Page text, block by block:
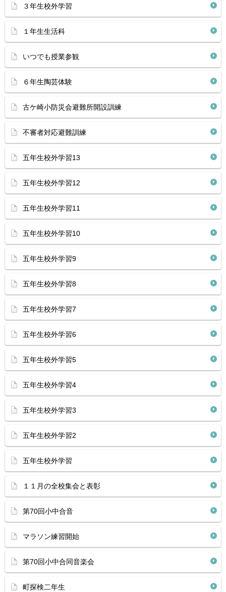
３年生校外学習
１年生生活科
いつでも授業参観
６年生陶芸体験
古ケ崎小防災会避難所開設訓練
不審者対応避難訓練
五年生校外学習13
五年生校外学習12
五年生校外学習11
五年生校外学習10
五年生校外学習9
五年生校外学習8
五年生校外学習7
五年生校外学習6
五年生校外学習5
五年生校外学習4
五年生校外学習3
五年生校外学習2
五年生校外学習
１１月の全校集会と表彰
第70回小中合音
マラソン練習開始
第70回小中合同音楽会
町探検二年生